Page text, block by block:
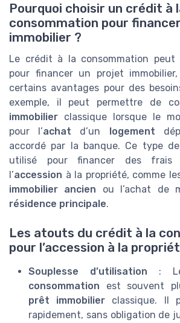
Pourquoi choisir un crédit à
consommation pour
immobilier ?
Le crédit à la consommation peut
pour financer un projet
certains avantages pour des
exemple, il peut permettre de
immobilier classique lorsque le
pour l’achat d’un logement
accordé par la banque. Ce type de
utilisé pour financer des frais
l’accession à la propriété, comme
immobilier ancien ou l’achat de
résidence principale.
Les atouts du crédit à la
pour l’accession à la
Souplesse d’utilisation :
consommation est souvent
prêt immobilier classique. Il
rapidement, sans obligation de